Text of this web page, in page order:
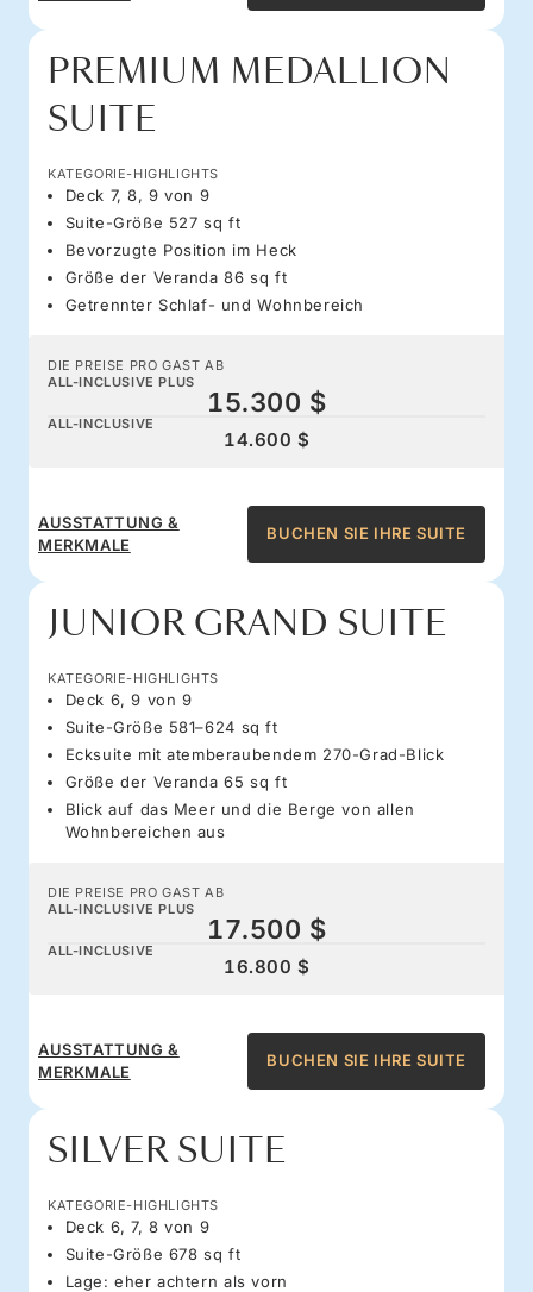
PREMIUM MEDALLION
SUITE
KATEGORIE-HIGHLIGHTS
Deck 7, 8, 9 von 9
Suite-Größe 527 sq ft
Bevorzugte Position im Heck
Größe der Veranda 86 sq ft
Getrennter Schlaf- und Wohnbereich
DIE PREISE PRO GAST AB
ALL-INCLUSIVE PLUS
15.300 $
ALL-INCLUSIVE
14.600 $
AUSSTATTUNG &
MERKMALE
BUCHEN SIE IHRE SUITE
JUNIOR GRAND SUITE
KATEGORIE-HIGHLIGHTS
Deck 6, 9 von 9
Suite-Größe 581–624 sq ft
Ecksuite mit atemberaubendem 270-Grad-Blick
Größe der Veranda 65 sq ft
Blick auf das Meer und die Berge von allen
Wohnbereichen aus
DIE PREISE PRO GAST AB
ALL-INCLUSIVE PLUS
17.500 $
ALL-INCLUSIVE
16.800 $
AUSSTATTUNG &
MERKMALE
BUCHEN SIE IHRE SUITE
SILVER SUITE
KATEGORIE-HIGHLIGHTS
Deck 6, 7, 8 von 9
Suite-Größe 678 sq ft
Lage: eher achtern als vorn